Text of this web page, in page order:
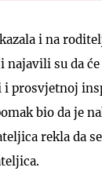
i na
najavili su da
prosvjetnoj
bio da je
rekla da se